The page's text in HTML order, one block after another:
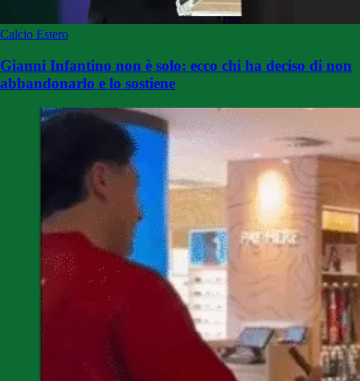
Calcio Estero
Gianni Infantino non è solo: ecco chi ha deciso di non
abbandonarlo e lo sostiene